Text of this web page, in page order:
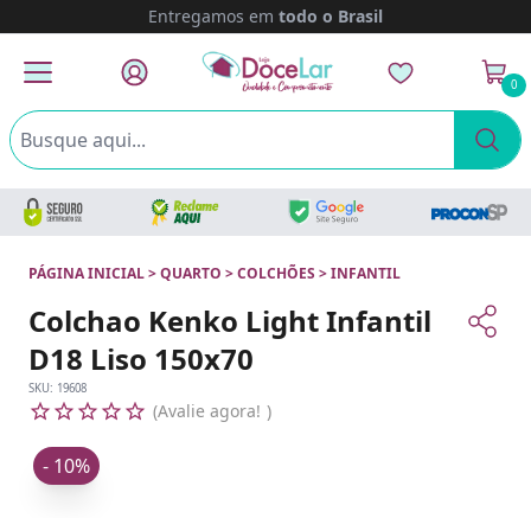
Entregamos em todo o Brasil
0
PÁGINA INICIAL>QUARTO >COLCHÕES >INFANTIL
Colchao Kenko Light Infantil
D18 Liso 150x70
SKU: 19608
Avalie agora!
- 10%